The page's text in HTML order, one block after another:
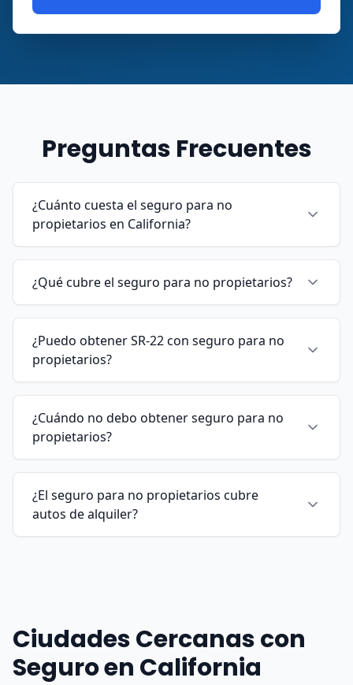
Preguntas Frecuentes
¿Cuánto cuesta el seguro para no
propietarios en California?
¿Qué cubre el seguro para no propietarios?
¿Puedo obtener SR-22 con seguro para no
propietarios?
¿Cuándo no debo obtener seguro para no
propietarios?
¿El seguro para no propietarios cubre
autos de alquiler?
Ciudades Cercanas con
Seguro en California